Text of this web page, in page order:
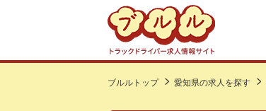
ブルルトップ 愛知県の求人を探す